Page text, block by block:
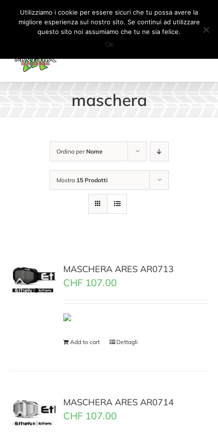
Salta
contenuto
Il mio account CARRELLO
maschera
Ordina per Nome
Mostra 15 Prodotti
MASCHERA ARES AR0713
CHF 107.00
Add to cart Dettagli
MASCHERA ARES AR0714
CHF 107.00
Utilizziamo i cookie per essere sicuri che tu possa avere la
migliore esperienza sul nostro sito. Se continui ad utilizzare
questo sito noi assumiamo che tu ne sia felice.
Ok